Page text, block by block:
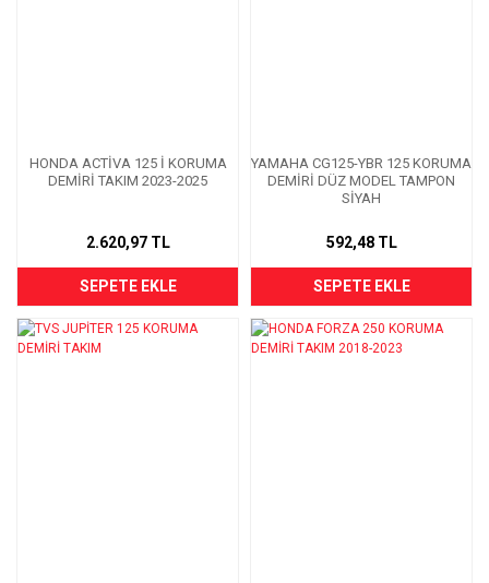
HONDA ACTİVA 125 İ KORUMA
DEMİRİ TAKIM 2023-2025
2.620,97 TL
SEPETE EKLE
YAMAHA CG125-YBR 125 KORUMA
DEMİRİ DÜZ MODEL TAMPON
SİYAH
592,48 TL
SEPETE EKLE